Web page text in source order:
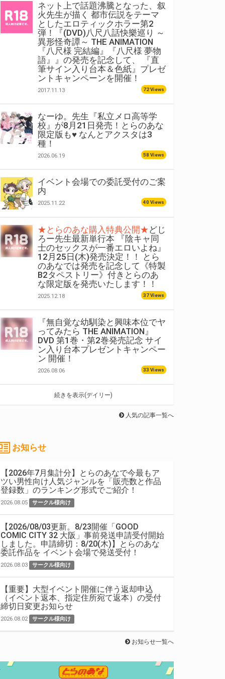
ネット上で話題沸騰となった、叙
火先生が描く 都市伝説をテーマ
としたエロティックホラー第2
弾！『(DVD)八尺八話快樂巡り ～
異形怪奇譚～ THE ANIMATION
『八尺様 完結編』『八尺様 夢物
語』』の発売を記念して、 『直
筆サイン入り台本＆色紙』プレゼ
ントキャンペーンを開催！
2017.11.13 72 Views
なーゆ。先生『私立メロ高等学
校』が8月21日発売！とらのあな
限定版も♥ なんとアクスタは3
種！
2026.06.19 58 Views
イベント会場での委託受付のご案
内
2025.11.22 40 Views
★とらのあな購入特典公開★どじ
ろー先生最新単行本 『陰キャ同
士のセックスが一番エロいよね』
12月25日(木)発売決定！！ とら
のあなでは発売を記念して《特製
B2タペストリー》付きとらのあ
な限定版を発売いたします！！
2025.12.18 37 Views
『無自覚な幼馴染と興味本位でヤ
ってみたら THE ANIMATION』
DVD 第1巻・第2巻発売記念 サイ
ン入り台本プレゼントキャンペー
ン 開催！
2026.08.06 33 Views
続きを表示(デイリー)
人気の記事一覧へ
お知らせ
【2026年7月集計分】とらのあなで今最もア
ツい男性向け人気ジャンルを「販売数と作品
登録数」のランキング形式でご紹介！
2026.08.05 サークル様向け
【2026/08/03更新。8/23開催「GOOD
COMIC CITY 32 大阪」事前発送申請受付開始
しました。申請締切：8/20(木)】とらのあな
委託作品を イベント会場で発送受付！
2026.08.03 サークル様向け
【重要】大型イベント開催に伴う返却申込
（イベント返本、指定住所宛て返本）の受付
締切日変更お知らせ
2026.08.02 サークル様向け
お知らせ一覧へ